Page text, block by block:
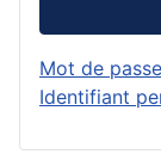
Mot de
Identifiant